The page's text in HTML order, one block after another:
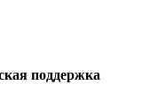
поддержка